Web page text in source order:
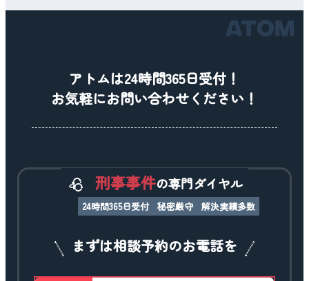
アトムは24時間365日受付！
お気軽にお問い合わせください！
刑事事件の専門ダイヤル
24時間365日受付 秘密厳守 解決実績多数
まずは相談予約のお電話を